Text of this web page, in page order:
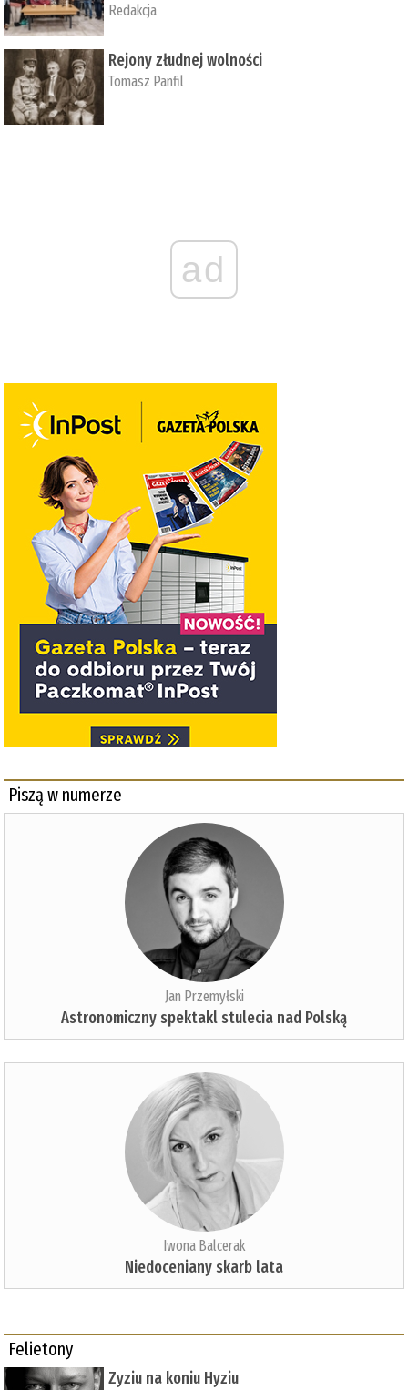
Redakcja
Rejony złudnej wolności
Tomasz Panfil
ad
Piszą w numerze
Jan Przemyłski
Astronomiczny spektakl stulecia nad Polską
Iwona Balcerak
Niedoceniany skarb lata
Felietony
Zyziu na koniu Hyziu